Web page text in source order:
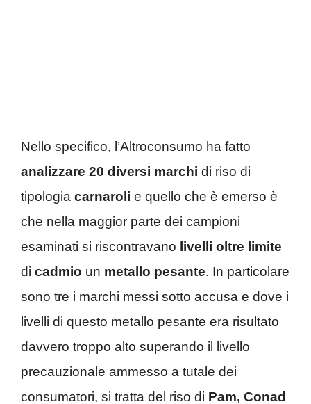
Nello specifico, l’Altroconsumo ha fatto
analizzare 20 diversi marchi di riso di
tipologia carnaroli e quello che è emerso è
che nella maggior parte dei campioni
esaminati si riscontravano livelli oltre limite
di cadmio un metallo pesante. In particolare
sono tre i marchi messi sotto accusa e dove i
livelli di questo metallo pesante era risultato
davvero troppo alto superando il livello
precauzionale ammesso a tutale dei
consumatori, si tratta del riso di Pam, Conad